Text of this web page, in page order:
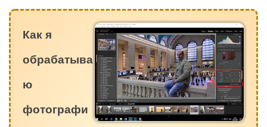
Как я
обрабатыва
ю
фотографи